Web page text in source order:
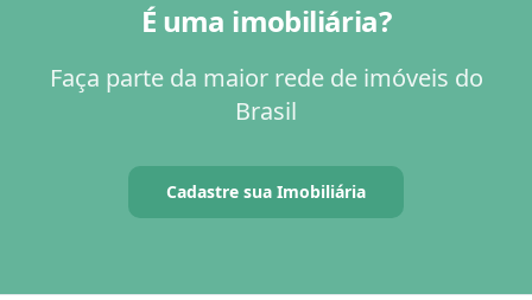
É uma imobiliária?
Faça parte da maior rede de imóveis do
Brasil
Cadastre sua Imobiliária